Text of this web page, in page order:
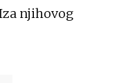
njihovog